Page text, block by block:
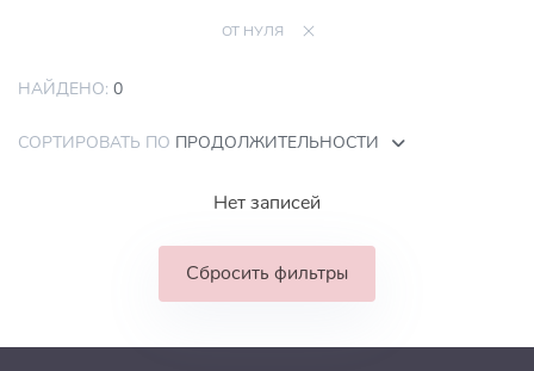
ОТ НУЛЯ
НАЙДЕНО: 0
СОРТИРОВАТЬ ПО ПРОДОЛЖИТЕЛЬНОСТИ
Нет записей
Сбросить фильтры